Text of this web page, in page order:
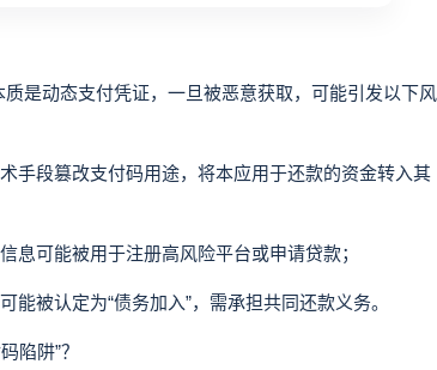
动态支付凭证，一旦被恶意获取，可能引发以下风
段篡改支付码用途，将本应用于还款的资金转入其
可能被用于注册高风险平台或申请贷款；
被认定为“债务加入”，需承担共同还款义务。
阱”？